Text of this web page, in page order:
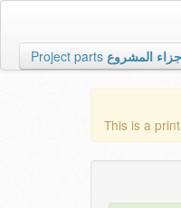
Project parts المشروع
This is a